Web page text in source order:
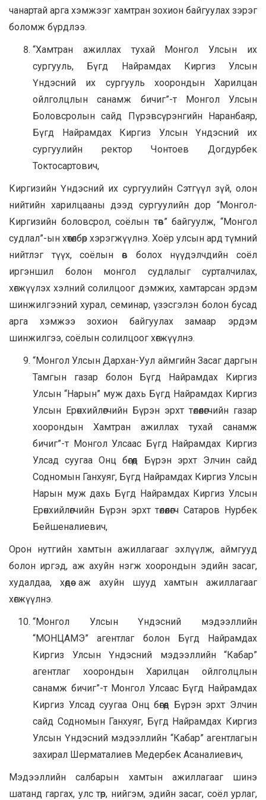
чанартай арга хэмжээг хамтран зохион байгуулах зэрэг
боломж бүрдлээ.
“Хамтран ажиллах тухай Монгол Улсын их
сургууль, Бүгд Найрамдах Киргиз Улсын
Үндэсний их сургууль хоорондын Харилцан
ойлголцлын санамж бичиг”-т Монгол Улсын
Боловсролын сайд Пүрэвсүрэнгийн Наранбаяр,
Бүгд Найрамдах Киргиз Улсын Үндэсний их
сургуулийн ректор Чонтоев Догдурбек
Токтосартович,
Киргизийн Үндэсний их сургуулийн Сэтгүүл зүй, олон
нийтийн харилцааны дээд сургуулийн дор “Монгол-
Киргизийн боловсрол, соёлын төв” байгуулж, “Монгол
судлал”-ын хөтөлбөр хэрэгжүүлнэ. Хоёр улсын ард түмний
нийтлэг түүх, соёлын өв болох нүүдэлчдийн соёл
иргэншил болон монгол судлалыг сурталчилах,
хөгжүүлэх хэлний солилцоог дэмжих, хамтарсан эрдэм
шинжилгээний хурал, семинар, үзэсгэлэн болон бусад
арга хэмжээ зохион байгуулах замаар эрдэм
шинжилгээ, соёлын солилцоог хөгжүүлнэ.
“Монгол Улсын Дархан-Уул аймгийн Засаг даргын
Тамгын газар болон Бүгд Найрамдах Киргиз
Улсын “Нарын” муж дахь Бүгд Найрамдах Киргиз
Улсын Ерөнхийлөгчийн Бүрэн эрхт төлөөлөгчийн газар
хоорондын Хамтран ажиллах тухай санамж
бичиг”-т Монгол Улсаас Бүгд Найрамдах Киргиз
Улсад суугаа Онц бөгөөд Бүрэн эрхт Элчин сайд
Содномын Ганхуяг, Бүгд Найрамдах Киргиз Улсын
Нарын муж дахь Бүгд Найрамдах Киргиз Улсын
Ерөнхийлөгчийн Бүрэн эрхт төлөөлөгч Сатаров Нурбек
Бейшеналиевич,
Орон нутгийн хамтын ажиллагааг эхлүүлж, аймгууд
болон иргэд, аж ахуйн нэгж хоорондын эдийн засаг,
худалдаа, хөдөө аж ахуйн шууд хамтын ажиллагааг
хөгжүүлнэ.
“Монгол Улсын Үндэсний мэдээллийн
“МОНЦАМЭ” агентлаг болон Бүгд Найрамдах
Киргиз Улсын Үндэсний мэдээллийн “Кабар”
агентлаг хоорондын Харилцан ойлголцлын
санамж бичиг”-т Монгол Улсаас Бүгд Найрамдах
Киргиз Улсад суугаа Онц бөгөөд Бүрэн эрхт Элчин
сайд Содномын Ганхуяг, Бүгд Найрамдах Киргиз
Улсын Үндэсний мэдээллийн “Кабар” агентлагын
захирал Шерматалиев Медербек Асаналиевич,
Мэдээллийн салбарын хамтын ажиллагааг шинэ
шатанд гаргах, улс төр, нийгэм, эдийн засаг, соёл урлаг,